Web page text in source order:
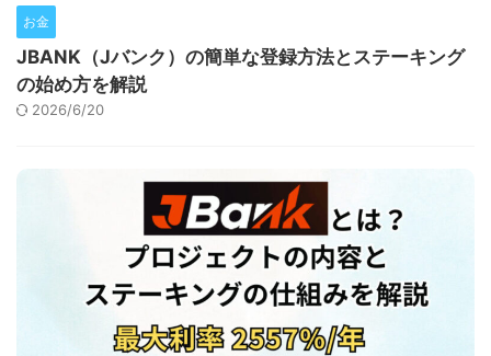
お金
JBANK（Jバンク）の簡単な登録方法とステーキング
の始め方を解説
2026/6/20